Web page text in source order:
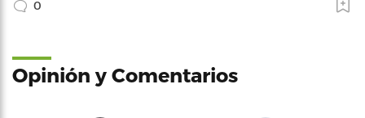
0
Opinión y Comentarios